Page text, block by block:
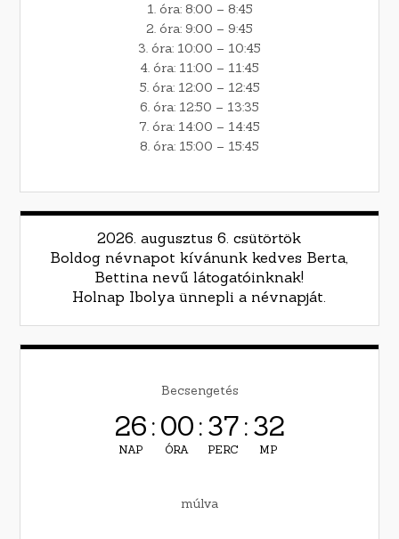
1. óra: 8:00 – 8:45
2. óra: 9:00 – 9:45
3. óra: 10:00 – 10:45
4. óra: 11:00 – 11:45
5. óra: 12:00 – 12:45
6. óra: 12:50 – 13:35
7. óra: 14:00 – 14:45
8. óra: 15:00 – 15:45
2026. augusztus 6. csütörtök
Boldog névnapot kívánunk kedves Berta,
Bettina nevű látogatóinknak!
Holnap Ibolya ünnepli a névnapját.
Becsengetés
26
NAP
:00
ÓRA
:37
PERC
:30
MP
múlva